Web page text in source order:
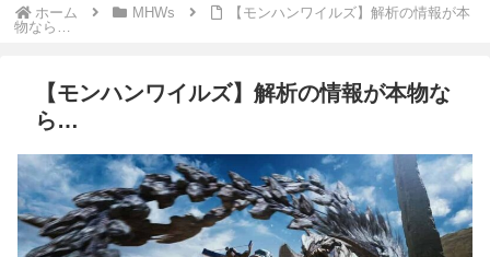
ホーム MHWs
【モンハンワイルズ】解析の情報が本
物なら…
【モンハンワイルズ】解析の情報が本物な
ら…